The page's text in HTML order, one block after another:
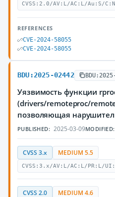
CVSS:2.0/AV:L/AC:L/Au:S/
REFERENCES
CVE-2024-58055
CVE-2024-58055
BDU:2025-02442
Уязвимость функции
(drivers/remoteproc/
позволяющая
PUBLISHED: 2025-03-09MODIFIED:
CVSS 3.x MEDIUM 5.5
CVSS:3.x/AV:L/AC:L/PR:L/
CVSS 2.0 MEDIUM 4.6